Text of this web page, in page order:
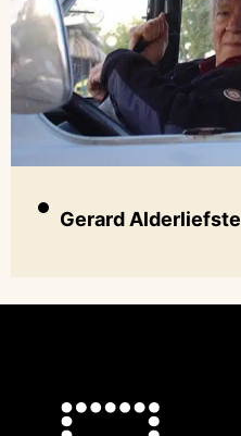
Gerard Alderliefste